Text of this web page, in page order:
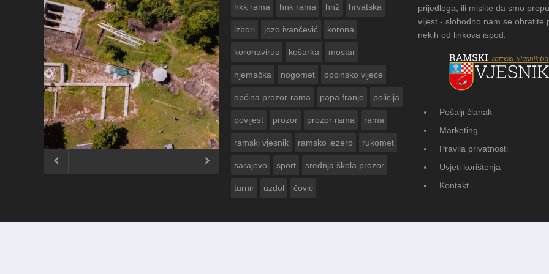
ČESTITKA RAMSKOG VJESNIKA ZA
 
hkk rama hnk rama hnž hrvatska
izbori jozo ivančević korona
koronavirus košarka mostar
njemačka nogomet opcinsko vijeće
općina prozor-rama papa franjo policija
povijest prozor prozor rama rama
ramski vjesnik ramsko jezero rukomet
sarajevo sport srednja škola prozor
turnir uzdol čović
prijedloga, ili mislite da smo
vijest - slobodno nam se obratite
nekih od linkova ispod.
Pošalji članak
Marketing
Pravila privatnosti
Uvjeti korištenja
Kontakt